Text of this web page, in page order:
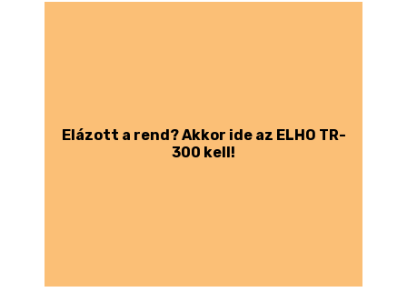
Elázott a rend? Akkor ide az ELHO TR-
300 kell!